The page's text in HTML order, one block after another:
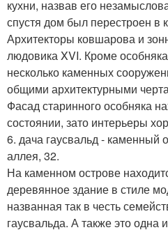
кухни, назвав его
спустя дом был перестроен в
Архитекторы ковшарова и
людовика XVI. Кроме
несколько каменных
общими архитектурными
Фасад старинного особняка
состоянии, зато интерьеры
6. дача гаусвальд - каменный
аллея, 32.
На каменном острове
деревянное здание в стиле
названная так в честь
гаусвальда. А также это одна